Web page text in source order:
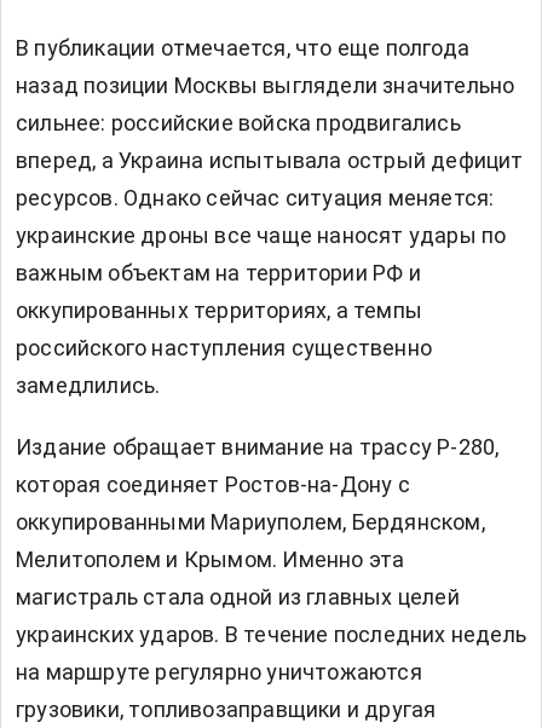
В публикации отмечается, что еще полгода
назад позиции Москвы выглядели значительно
сильнее: российские войска продвигались
вперед, а Украина испытывала острый дефицит
ресурсов. Однако сейчас ситуация меняется:
украинские дроны все чаще наносят удары по
важным объектам на территории РФ и
оккупированных территориях, а темпы
российского наступления существенно
замедлились.
Издание обращает внимание на трассу Р-280,
которая соединяет Ростов-на-Дону с
оккупированными Мариуполем, Бердянском,
Мелитополем и Крымом. Именно эта
магистраль стала одной из главных целей
украинских ударов. В течение последних недель
на маршруте регулярно уничтожаются
грузовики, топливозаправщики и другая